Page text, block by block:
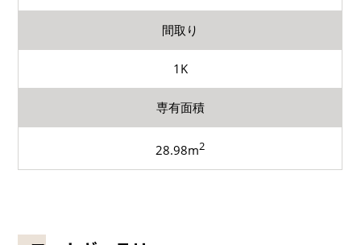
間取り
1K
専有面積
28.98m2